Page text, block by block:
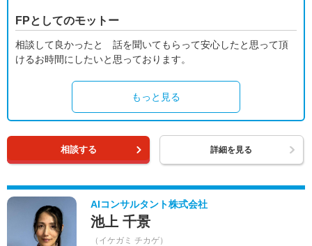
FPとしてのモットー
相談して良かったと 話を聞いてもらって安心したと思って頂
けるお時間にしたいと思っております。
もっと見る
相談する 詳細を見る
AIコンサルタント株式会社
池上 千景
（イケガミ チカゲ）